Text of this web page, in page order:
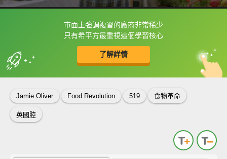
市面上強調複習的廠商非常稀少
只有希平方最重視這個學習核心
了解詳情
框選或點兩下字幕可以直接查字典喔！
收錄佳句 中
英
Jamie Oliver Food Revolution 519 食物革命
英國腔